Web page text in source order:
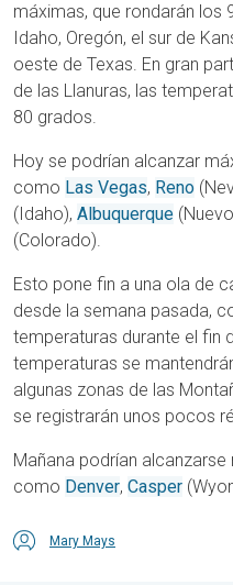
máximas, que rondarán los
Idaho, Oregón, el sur de
oeste de Texas. En gran
de las Llanuras, las
80 grados.
Hoy se podrían alcanzar
como Las Vegas, Reno
(Idaho), Albuquerque
(Colorado).
Esto pone fin a una ola de
desde la semana pasada,
temperaturas durante el fin
temperaturas se
algunas zonas de las
se registrarán unos pocos
Mañana podrían
como Denver, Casper
Mary Mays